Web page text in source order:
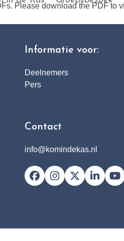
Please download the PDF to
Informatie voor:
Deelnemers
Pers
Contact
info@komindekas.nl
Facebook
Instagram
X